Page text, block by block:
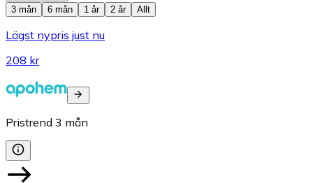
3 mån
6 mån 1 år 2 år Allt
Lägst nypris just nu
208 kr
Pristrend 3 mån